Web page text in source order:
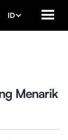
ID
Menarik